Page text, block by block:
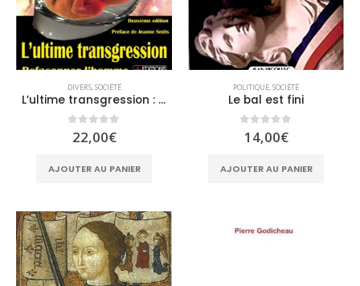
DIVERS,SOCIÉTÉ
L’ultime transgression : Refaçonner l’homme
0sur 5
22,00€
AJOUTER AU PANIER
POLITIQUE,SOCIÉTÉ
Le bal est fini
0sur 5
14,00€
AJOUTER AU PANIER